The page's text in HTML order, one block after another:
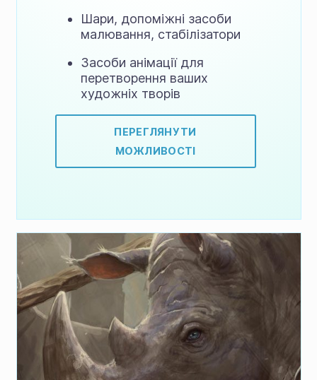
Шари, допоміжні засоби
малювання, стабілізатори
Засоби анімації для
перетворення ваших
художніх творів
ПЕРЕГЛЯНУТИ
МОЖЛИВОСТІ